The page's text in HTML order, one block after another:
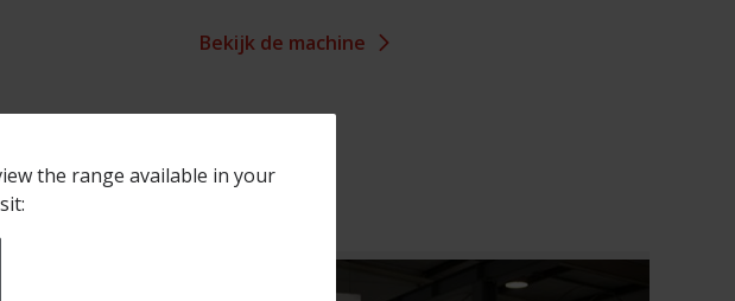
the range available in your
Bekijk de machine